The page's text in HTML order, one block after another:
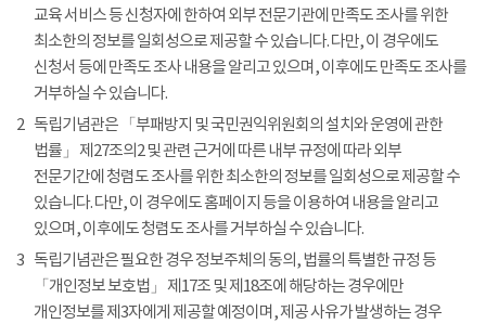
교육 서비스 등 신청자에 한하여 외부 전문기관에 만족도 조사를 위한
최소한의 정보를 일회성으로 제공할 수 있습니다. 다만, 이 경우에도
신청서 등에 만족도 조사 내용을 알리고 있으며, 이후에도 만족도 조사를
거부하실 수 있습니다.
2 독립기념관은 「부패방지 및 국민권익위원회의 설치와 운영에 관한
법률」 제27조의2 및 관련 근거에 따른 내부 규정에 따라 외부
전문기간에 청렴도 조사를 위한 최소한의 정보를 일회성으로 제공할 수
있습니다. 다만, 이 경우에도 홈페이지 등을 이용하여 내용을 알리고
있으며, 이후에도 청렴도 조사를 거부하실 수 있습니다.
3 독립기념관은 필요한 경우 정보주체의 동의, 법률의 특별한 규정 등
「개인정보 보호법」 제17조 및 제18조에 해당하는 경우에만
개인정보를 제3자에게 제공할 예정이며, 제공 사유가 발생하는 경우